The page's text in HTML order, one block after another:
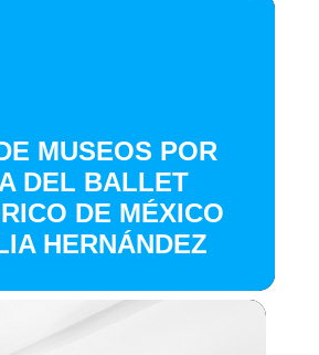
MUSEOS POR
DEL BALLET
DE MÉXICO
HERNÁNDEZ